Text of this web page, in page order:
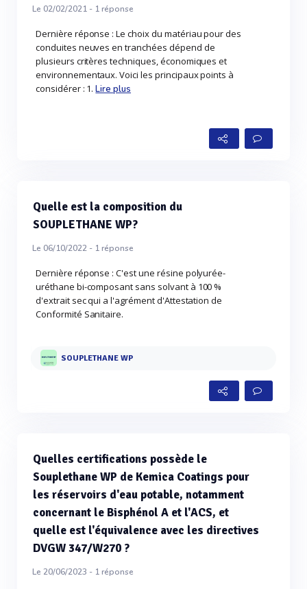
Le 02/02/2021 - 1réponse
Dernière réponse : Le choix du matériau pour des
conduites neuves en tranchées dépend de
plusieurs critères techniques, économiques et
environnementaux. Voici les principaux points à
considérer : 1.Lire plus
Quelle est la composition du
SOUPLETHANE WP?
Le 06/10/2022 - 1réponse
Dernière réponse : C'est une résine polyurée-
uréthane bi-composant sans solvant à 100 %
d'extrait sec qui a l'agrément d'Attestation de
Conformité Sanitaire.
SOUPLETHANE WP
Quelles certifications possède le
Souplethane WP de Kemica Coatings pour
les réservoirs d'eau potable, notamment
concernant le Bisphénol A et l'ACS, et
quelle est l'équivalence avec les directives
DVGW 347/W270 ?
Le 20/06/2023 - 1réponse